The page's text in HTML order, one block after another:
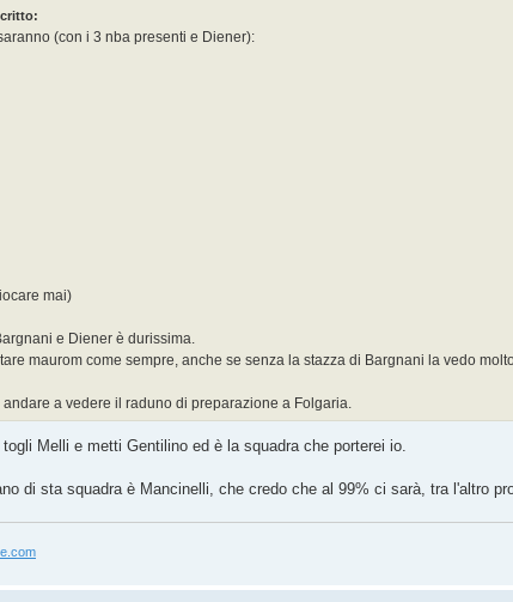
(con i 3 nba presenti e Diener):
mai)
e Diener è durissima.
maurom come sempre, anche se senza la stazza di Bargnani la vedo
a vedere il raduno di preparazione a Folgaria.
Melli e metti Gentilino ed è la squadra che porterei io.
di sta squadra è Mancinelli, che credo che al 99% ci sarà, tra l'altro